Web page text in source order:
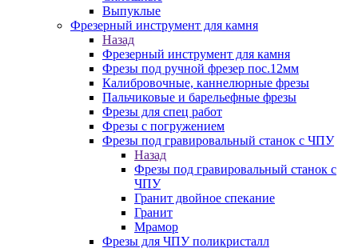
Выпуклые
Фрезерный инструмент для камня
Назад
Фрезерный инструмент для камня
Фрезы под ручной фрезер пос.12мм
Калибровочные, каннелюрные фрезы
Пальчиковые и барельефные фрезы
Фрезы для спец работ
Фрезы с погружением
Фрезы под гравировальный станок с ЧПУ
Назад
Фрезы под гравировальный станок с
ЧПУ
Гранит двойное спекание
Гранит
Мрамор
Фрезы для ЧПУ поликристалл